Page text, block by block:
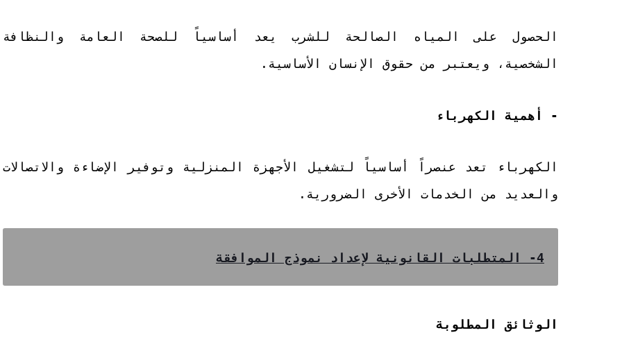
الحصول على المياه الصالحة للشرب يعد أساسياً للصحة العامة والنظافة
الشخصية، ويعتبر من حقوق الإنسان الأساسية.
- أهمية الكهرباء
الكهرباء تعد عنصراً أساسياً لتشغيل الأجهزة المنزلية وتوفير الإضاءة والاتصالات
والعديد من الخدمات الأخرى الضرورية.
4- المتطلبات القانونية لإعداد نموذج الموافقة
الوثائق المطلوبة